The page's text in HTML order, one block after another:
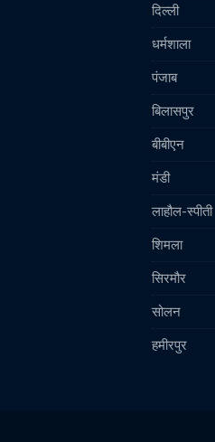
दिल्ली
धर्मशाला
पंजाब
बिलासपुर
बीबीएन
मंडी
लाहौल-स्पीती
शिमला
सिरमौर
सोलन
हमीरपुर